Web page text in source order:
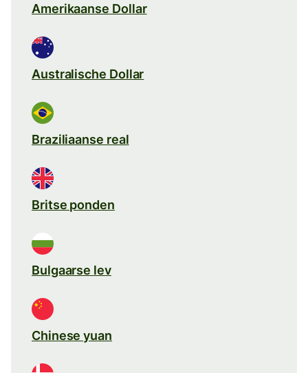
Amerikaanse Dollar
Australische Dollar
Braziliaanse real
Britse ponden
Bulgaarse lev
Chinese yuan